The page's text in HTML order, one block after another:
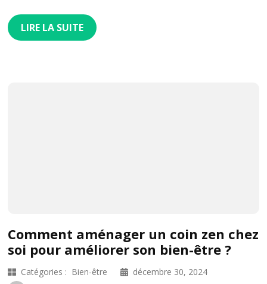
LIRE LA SUITE
Comment aménager un coin zen chez
soi pour améliorer son bien-être ?
Catégories : Bien-être
décembre 30, 2024